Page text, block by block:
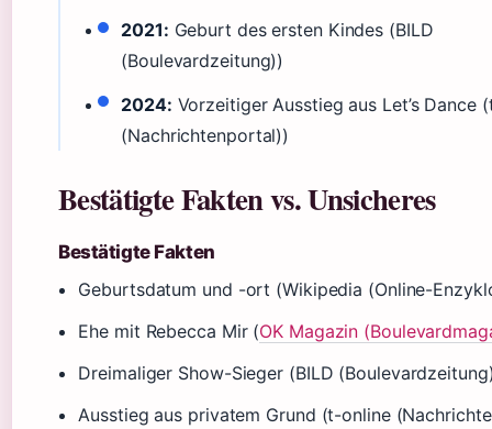
2021: Geburt des ersten Kindes (BILD
(Boulevardzeitung))
2024: Vorzeitiger Ausstieg aus Let’s Dance
(Nachrichtenportal))
Bestätigte Fakten vs. Unsicheres
Bestätigte Fakten
Geburtsdatum und -ort (Wikipedia (Online-
Ehe mit Rebecca Mir (OK Magazin
Dreimaliger Show-Sieger (BILD
Ausstieg aus privatem Grund (t-online